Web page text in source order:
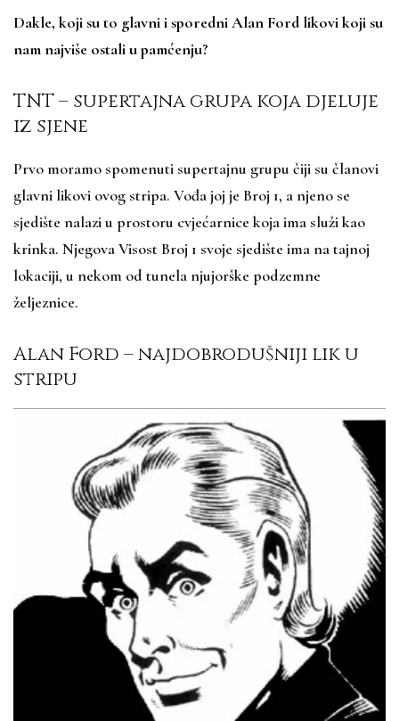
Dakle, koji su to glavni i sporedni Alan Ford likovi koji su
nam najviše ostali u pamćenju?
TNT – supertajna grupa koja djeluje
iz sjene
Prvo moramo spomenuti supertajnu grupu čiji su članovi
glavni likovi ovog stripa. Vođa joj je Broj 1, a njeno se
sjedište nalazi u prostoru cvjećarnice koja ima služi kao
krinka. Njegova Visost Broj 1 svoje sjedište ima na tajnoj
lokaciji, u nekom od tunela njujorške podzemne
željeznice.
Alan Ford – najdobrodušniji lik u
stripu